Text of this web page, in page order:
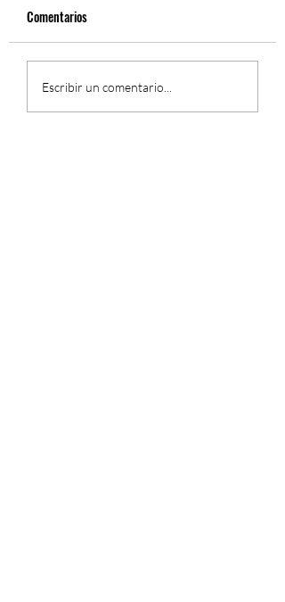
El Concierto Sinfónico de
Comentarios
Escribir un comentario...